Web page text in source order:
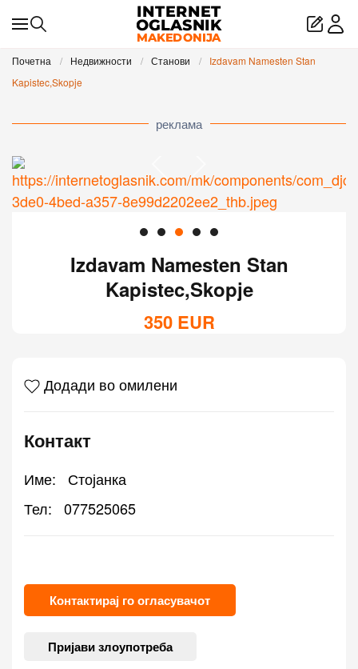
Skip to main content
Почетна Недвижности Станови
Izdavam Namesten Stan
Kapistec,Skopje
реклама
Izdavam Namesten Stan
Kapistec,Skopje
350 EUR
Додади во омилени
Контакт
Име:
Стојанка
Тел:
077525065
Контактирај го огласувачот
Пријави злоупотреба